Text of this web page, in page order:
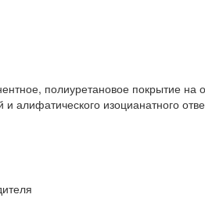
полиуретановое покрытие на
алифатического изоцианатного